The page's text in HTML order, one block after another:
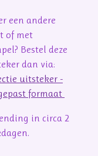
een andere
of met
Bestel deze
dan via:
uitsteker -
formaat
in circa 2